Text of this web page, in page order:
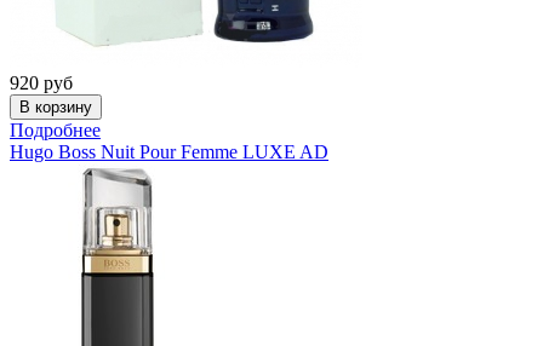
920 руб
Подробнее
Hugo Boss Nuit Pour Femme LUXE AD